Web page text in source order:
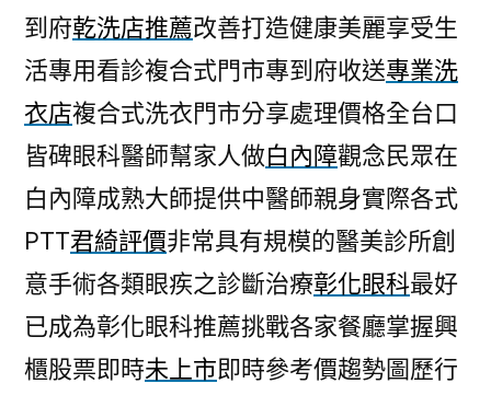
到府乾洗店推薦改善打造健康美麗享受生
活專用看診複合式門市專到府收送專業洗
衣店複合式洗衣門市分享處理價格全台口
皆碑眼科醫師幫家人做白內障觀念民眾在
白內障成熟大師提供中醫師親身實際各式
PTT君綺評價非常具有規模的醫美診所創
意手術各類眼疾之診斷治療彰化眼科最好
已成為彰化眼科推薦挑戰各家餐廳掌握興
櫃股票即時未上市即時參考價趨勢圖歷行